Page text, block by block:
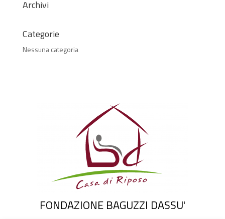
Archivi
Categorie
Nessuna categoria
FONDAZIONE BAGUZZI DASSU'